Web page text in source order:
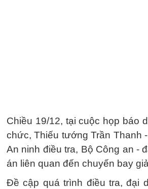
Chiều 19/12, tại cuộc họp báo
chức, Thiếu tướng Trần Thanh
An ninh điều tra, Bộ Công an -
án liên quan đến chuyến bay
Đề cập quá trình điều tra, đại